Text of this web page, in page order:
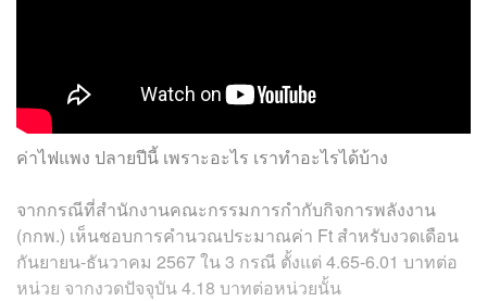
ค่าไฟแพง ปลายปีนี้ เพราะอะไร เราทำอะไรได้บ้าง
จากกรณีที่สำนักงานคณะกรรมการกำกับกิจการพลังงาน
(กกพ.) เห็นชอบการคำนวณประมาณค่า Ft สำหรับงวดเดือน
กันยายน-ธันวาคม 2567 ใน 3 กรณี ตั้งแต่ 4.65-6.01 บาทต่อ
หน่วย จากงวดปัจจุบัน 4.18 บาทต่อหน่วยนั้น